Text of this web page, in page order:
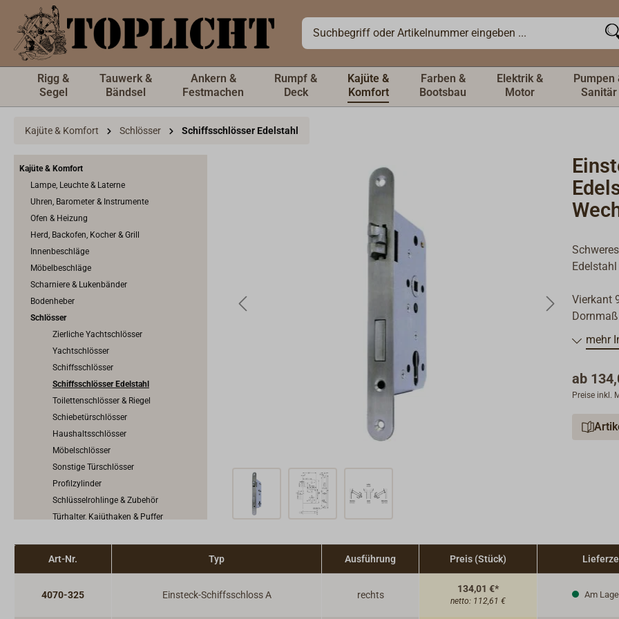
springen
Rigg &
Segel
Tauwerk &
Bändsel
Ankern &
Festmachen
Rumpf &
Deck
Kajüte &
Komfort
Farben &
Bootsbau
Elektrik &
Motor
Pumpen
Sanitär
Kajüte & Komfort Schlösser Schiffsschlösser Edelstahl
Kajüte & Komfort
Lampe, Leuchte & Laterne
Uhren, Barometer & Instrumente
Ofen & Heizung
Herd, Backofen, Kocher & Grill
Innenbeschläge
Möbelbeschläge
Scharniere & Lukenbänder
Bodenheber
Schlösser
Zierliche Yachtschlösser
Yachtschlösser
Schiffsschlösser
Schiffsschlösser Edelstahl
Toilettenschlösser & Riegel
Schiebetürschlösser
Haushaltsschlösser
Möbelschlösser
Sonstige Türschlösser
Profilzylinder
Schlüsselrohlinge & Zubehör
Türhalter, Kajüthaken & Puffer
Vierkant
Abstand
Drücker,
mehr
ab
Preise inkl.
Art-Nr. Typ Ausführung Preis (Stück)
4070-325 Einsteck-Schiffsschloss A rechts
134,01 €*
netto: 112,61 €
Am